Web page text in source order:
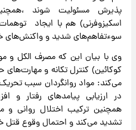
پذیرش مسئولیت شوند
اسکیزوفرنی) هم با ایجاد
سوءتفاهم‌های شدید و واکنش‌های
وی با بیان این که مصرف الکل و
کوکائین) کنترل تکانه و
می‌کند: مواد روانگردان سبب
در ارزیابی پیامدهای رفتار و
همچنین ترکیب اختلال روانی و
تشدید می‌کند و احتمال وقوع قتل